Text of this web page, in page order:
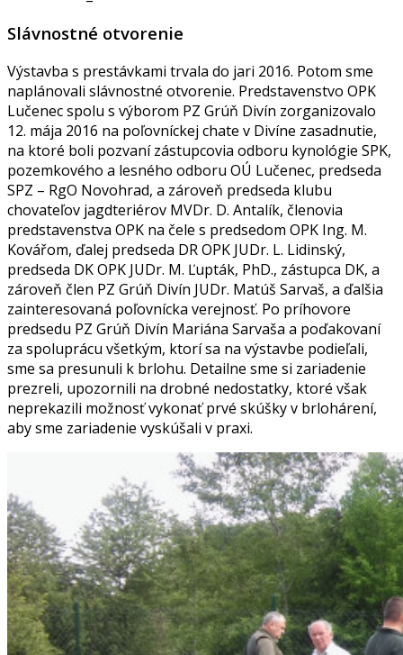
Slávnostné otvorenie
Výstavba s prestávkami trvala do jari 2016. Potom sme
naplánovali slávnostné otvorenie. Predstavenstvo OPK
Lučenec spolu s výborom PZ Grúň Divín zorganizovalo
12. mája 2016 na poľovníckej chate v Divíne zasadnutie,
na ktoré boli pozvaní zástupcovia odboru kynológie SPK,
pozemkového a lesného odboru OÚ Lučenec, predseda
SPZ – RgO Novohrad, a zároveň predseda klubu
chovateľov jagdteriérov MVDr. D. Antalík, členovia
predstavenstva OPK na čele s predsedom OPK Ing. M.
Kovářom, ďalej predseda DR OPK JUDr. L. Lidinský,
predseda DK OPK JUDr. M. Ľupták, PhD., zástupca DK, a
zároveň člen PZ Grúň Divín JUDr. Matúš Sarvaš, a ďalšia
zainteresovaná poľovnícka verejnosť. Po príhovore
predsedu PZ Grúň Divín Mariána Sarvaša a poďakovaní
za spoluprácu všetkým, ktorí sa na výstavbe podieľali,
sme sa presunuli k brlohu. Detailne sme si zariadenie
prezreli, upozornili na drobné nedostatky, ktoré však
neprekazili možnosť vykonať prvé skúšky v brlohárení,
aby sme zariadenie vyskúšali v praxi.